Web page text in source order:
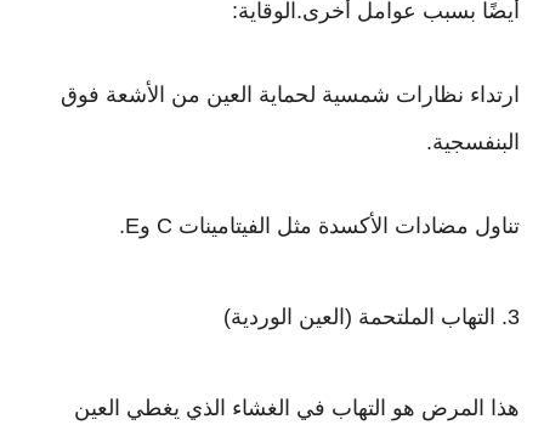
أيضًا بسبب عوامل أخرى.الوقاية:
ارتداء نظارات شمسية لحماية العين من الأشعة فوق
البنفسجية.
تناول مضادات الأكسدة مثل الفيتامينات C وE.
3. التهاب الملتحمة (العين الوردية)
هذا المرض هو التهاب في الغشاء الذي يغطي العين